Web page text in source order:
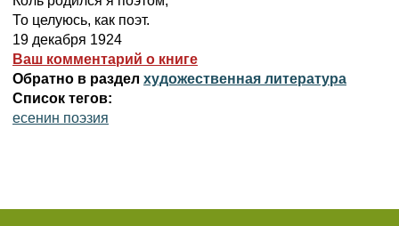
То целуюсь, как поэт.
19 декабря 1924
Ваш комментарий о книге
Обратно в раздел художественная литература
Список тегов:
есенин поэзия